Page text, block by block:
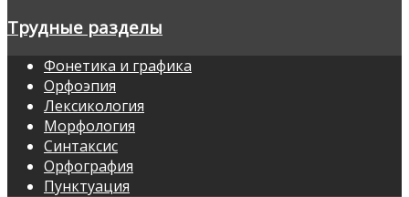
Трудные разделы
Фонетика и графика
Орфоэпия
Лексикология
Морфология
Синтаксис
Орфография
Пунктуация